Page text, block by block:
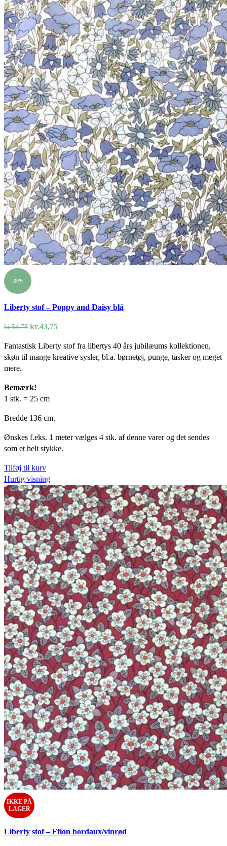
-20%
Liberty stof – Poppy and Daisy blå
kr.54,75 Den
pris
var:
kr.43,75Den
pris
er:
Fantastisk Liberty stof fra libertys 40 års jubilæums kollektionen,
skøn til mange kreative sysler, bl.a. børnetøj, punge, tasker og meget
mere.
Bemærk!
1 stk. = 25 cm
Bredde 136 cm.
Ønskes f.eks. 1 meter vælges 4 stk. af denne varer og det sendes
som et helt stykke.
Tilføj til kurv
Hurtig visning
IKKE PÅ
LAGER
Liberty stof – Ffion bordaux/vinrød